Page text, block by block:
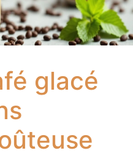
glacé